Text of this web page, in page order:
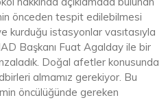
önceden tespit edilebilmesi
kurduğu istasyonlar vasıtasıyla
Başkanı Fuat Agalday ile bir
Doğal afetler konusunda
almamız gerekiyor. Bu
öncülüğünde gereken